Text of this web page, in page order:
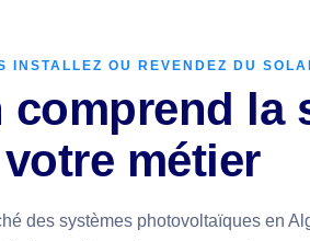
INSTALLEZ OU REVENDEZ DU
comprend la
métier
des systèmes photovoltaïques en